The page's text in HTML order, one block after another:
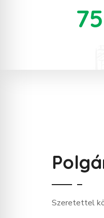
Szeretettel